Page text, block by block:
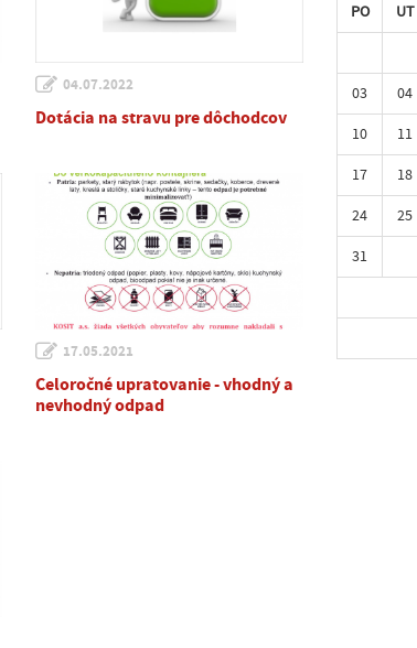
04.07.2022
Dotácia na stravu pre dôchodcov
17.05.2021
Celoročné upratovanie - vhodný a
nevhodný odpad
PO UT
03
04
10
11
17
18
24
25
31